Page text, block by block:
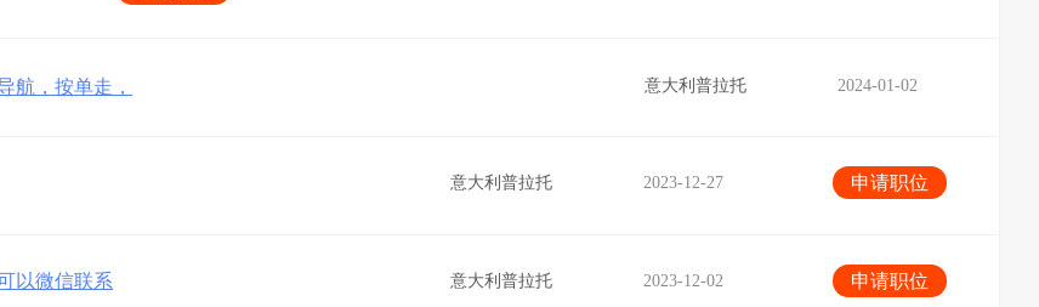
2024-01-02
意大利普拉托
航，按单走，
申请职位
2023-12-27
意大利普拉托
以微信联系 申请职位
2023-12-02
意大利普拉托